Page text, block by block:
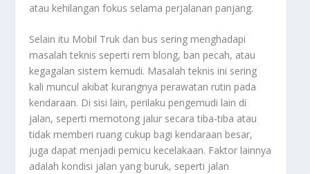
atau kehilangan fokus selama perjalanan panjang.
Selain itu Mobil Truk dan bus sering menghadapi
masalah teknis seperti rem blong, ban pecah, atau
kegagalan sistem kemudi. Masalah teknis ini sering
kali muncul akibat kurangnya perawatan rutin pada
kendaraan. Di sisi lain, perilaku pengemudi lain di
jalan, seperti memotong jalur secara tiba-tiba atau
tidak memberi ruang cukup bagi kendaraan besar,
juga dapat menjadi pemicu kecelakaan. Faktor lainnya
adalah kondisi jalan yang buruk, seperti jalan